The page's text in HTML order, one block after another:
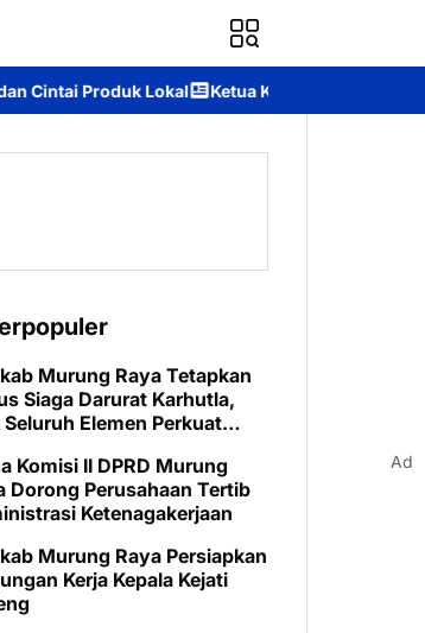
Komisi II DPRD Murung Raya: Apresiasi
Murung Raya Tetapkan
Siaga Darurat Karhutla,
Elemen Perkuat
Komisi II DPRD Murung
Dorong Perusahaan Tertib
Ketenagakerjaan
Murung Raya Persiapkan
Kerja Kepala Kejati
Ad